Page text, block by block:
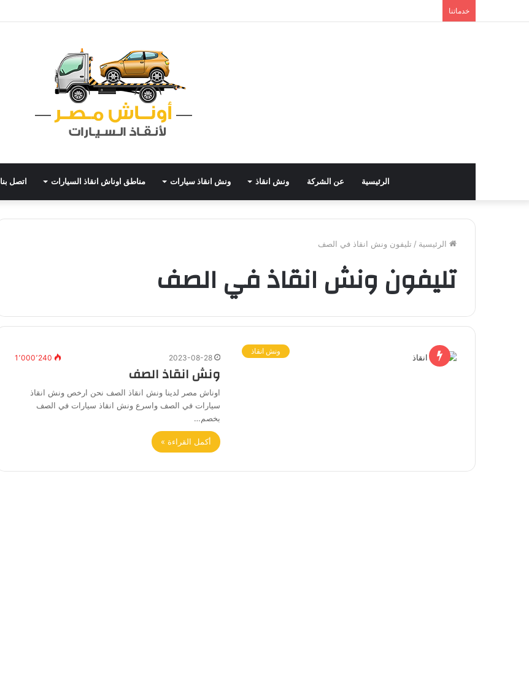
خدماتنا
الرئيسية عن الشركة ونش انقاذ ونش انقاذ سيارات مناطق اوناش انقاذ السيارات اتصل بنا
الرئيسية / تليفون ونش انقاذ في الصف
تليفون ونش انقاذ في الصف
ونش انقاذ
2023-08-28 1٬000٬240
ونش انقاذ الصف
اوناش مصر لدينا ونش انقاذ الصف نحن ارخص ونش انقاذ
سيارات في الصف واسرع ونش انقاذ سيارات في الصف
بخصم…
أكمل القراءة »